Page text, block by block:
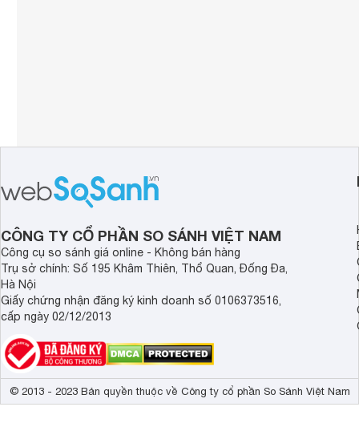
CÔNG TY CỔ PHẦN SO SÁNH VIỆT NAM
Công cụ so sánh giá online - Không bán hàng
Trụ sở chính: Số 195 Khâm Thiên, Thổ Quan, Đống Đa,
Hà Nội
Giấy chứng nhận đăng ký kinh doanh số 0106373516,
cấp ngày 02/12/2013
© 2013 - 2023 Bản quyền thuộc về Công ty cổ phần So Sánh Việt Nam